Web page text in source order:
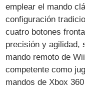
emplear el mando
configuración
cuatro botones
precisión y agilidad,
mando remoto de
competente como
mandos de Xbox